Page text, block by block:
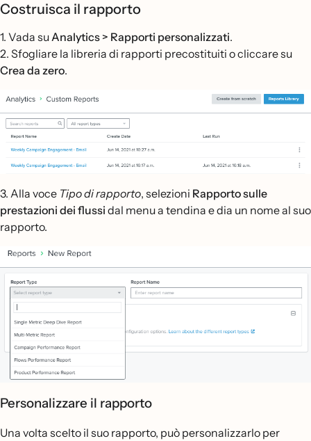
Costruisca il rapporto
1. Vada suAnalytics > Rapporti personalizzati.
2. Sfogliare la libreria di rapporti precostituiti o cliccare su
Crea da zero.
3. Alla voce Tipo di rapporto, selezioni Rapporto sulle
prestazioni dei flussi dal menu a tendina e dia un nome al suo
rapporto.
Personalizzare il rapporto
Una volta scelto il suo rapporto, può personalizzarlo per